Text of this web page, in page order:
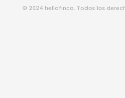
© 2024 hellofinca. Todos los